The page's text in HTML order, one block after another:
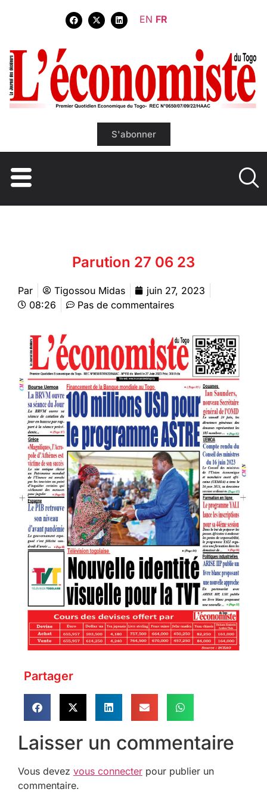
EN FR
S'abonner
Parution 27 06 23
Par Tigossou Midas
juin 27, 2023
08:26
Pas de commentaires
Partager
Laisser un commentaire
Vous devez vous connecter pour publier un
commentaire.